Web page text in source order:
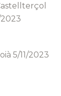
5/11/2023